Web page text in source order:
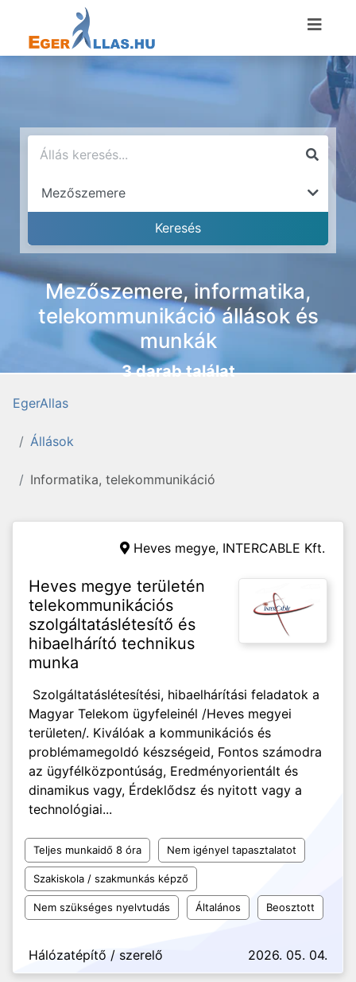
Mezőszemere, informatika,
telekommunikáció állások és
munkák
3 darab találat
EgerAllas
Állások
Informatika, telekommunikáció
Heves megye, INTERCABLE Kft.
Heves megye területén
telekommunikációs
szolgáltatáslétesítő és
hibaelhárító technikus
munka
Szolgáltatáslétesítési, hibaelhárítási feladatok a
Magyar Telekom ügyfeleinél /Heves megyei
területen/. Kiválóak a kommunikációs és
problémamegoldó készségeid, Fontos számodra
az ügyfélközpontúság, Eredményorientált és
dinamikus vagy, Érdeklődsz és nyitott vagy a
technológiai...
Teljes munkaidő 8 óra Nem igényel tapasztalatot
Szakiskola / szakmunkás képző
Nem szükséges nyelvtudás Általános Beosztott
Hálózatépítő / szerelő 2026. 05. 04.